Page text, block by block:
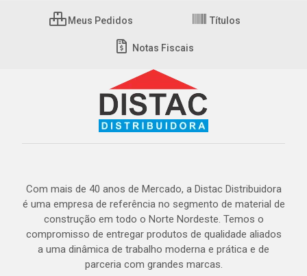
Meus Pedidos Títulos
Notas Fiscais
Com mais de 40 anos de Mercado, a Distac Distribuidora
é uma empresa de referência no segmento de material de
construção em todo o Norte Nordeste. Temos o
compromisso de entregar produtos de qualidade aliados
a uma dinâmica de trabalho moderna e prática e de
parceria com grandes marcas.